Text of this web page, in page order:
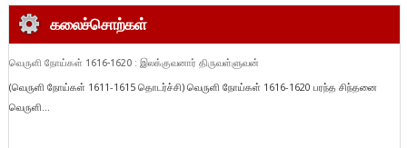
கலைச்சொற்கள்
வெருளி நோய்கள் 1616-1620 : இலக்குவனார் திருவள்ளுவன்
(வெருளி நோய்கள் 1611-1615 தொடர்ச்சி) வெருளி நோய்கள் 1616-1620 பரந்த சிந்தனை
வெருளி...